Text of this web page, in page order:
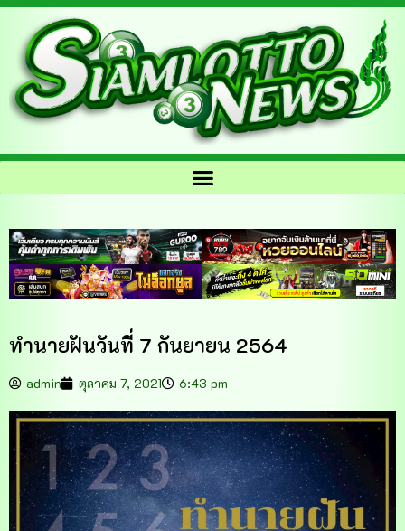
ทำนายฝันวันที่ 7 กันยายน 2564
admin ตุลาคม 7, 2021 6:43 pm